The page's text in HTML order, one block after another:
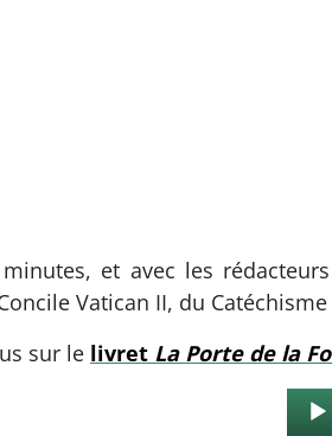
minutes, et avec les
Vatican II, du
sur le livret La Porte de la